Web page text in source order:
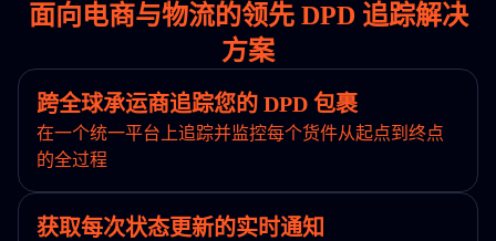
面向电商与物流的领先 DPD 追踪解决
方案
跨全球承运商追踪您的 DPD 包裹
在一个统一平台上追踪并监控每个货件从起点到终点
的全过程
获取每次状态更新的实时通知